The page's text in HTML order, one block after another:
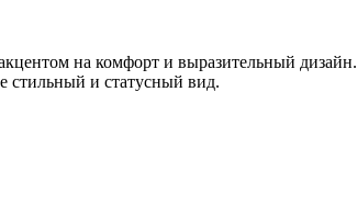
на комфорт и выразительный дизайн.
стильный и статусный вид.